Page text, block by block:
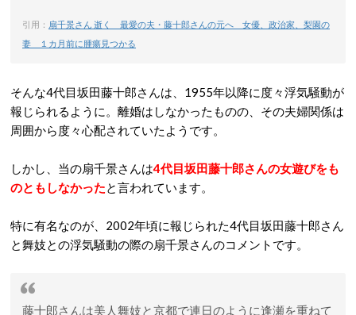
引用： 扇千景さん 逝く 最愛の夫・藤十郎さんの元へ 女優、政治家、梨園の
妻 １カ月前に腫瘍見つかる
そんな4代目坂田藤十郎さんは、1955年以降に度々浮気騒動が
報じられるように。離婚はしなかったものの、その夫婦関係は
周囲から度々心配されていたようです。
しかし、当の扇千景さんは4代目坂田藤十郎さんの女遊びをも
のともしなかったと言われています。
特に有名なのが、2002年頃に報じられた4代目坂田藤十郎さん
と舞妓との浮気騒動の際の扇千景さんのコメントです。
藤十郎さんは美人舞妓と京都で連日のように逢瀬を重ねて